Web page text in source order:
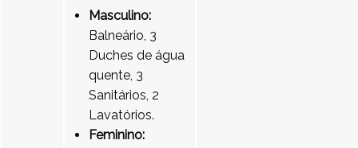
Masculino:
Balneário, 3
Duches de água
quente, 3
Sanitários, 2
Lavatórios.
Feminino: